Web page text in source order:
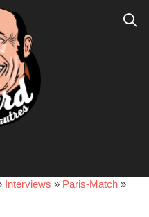
Interviews » Paris-Match »